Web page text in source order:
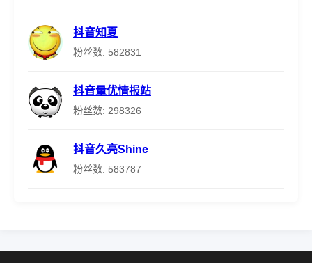
抖音知夏
粉丝数: 582831
抖音量优情报站
粉丝数: 298326
抖音久亮Shine
粉丝数: 583787